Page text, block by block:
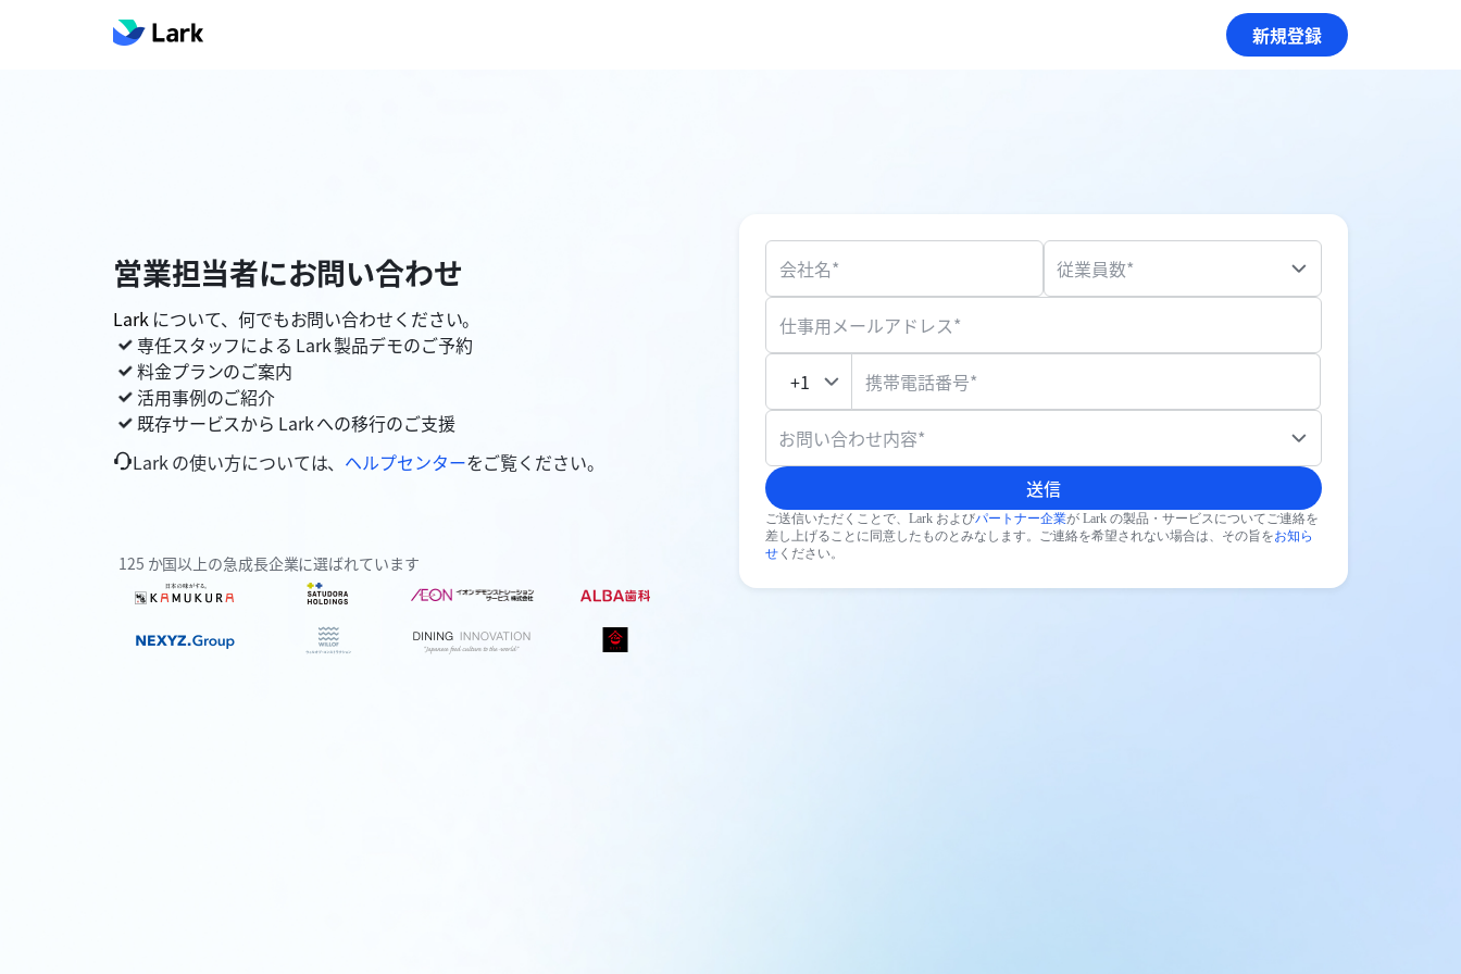
新規登録
営業担当者にお問い合わせ
Larkについて、何でもお問い合わせください。
専任スタッフによる Lark製品デモのご予約
料金プランのご案内
活用事例のご紹介
既存サービスから Larkへの移行のご支援
Lark の使い方については、 ヘルプセンターをご覧ください。
125 か国以上の急成長企業に選ばれています
会社名* 従業員数*
仕事用メールアドレス*
携帯電話番号*
お問い合わせ内容*
送信
ご送信いただくことで、Lark およびパートナー企業が Lark の製品・サービスについてご連絡を
差し上げることに同意したものとみなします。ご連絡を希望されない場合は、その旨をお知ら
せ ください。